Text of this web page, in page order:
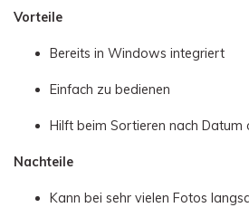
Vorteile
Bereits in Windows integriert
Einfach zu bedienen
Hilft beim Sortieren nach Datum
Nachteile
Kann bei sehr vielen Fotos